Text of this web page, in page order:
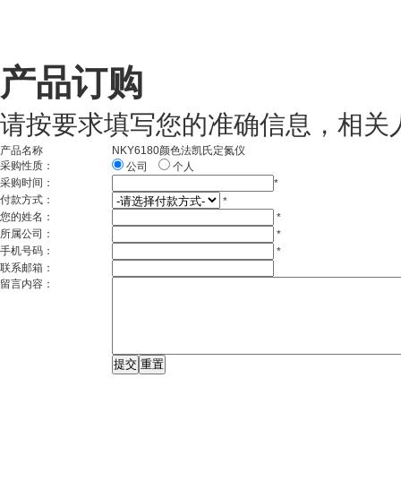
产品订购
请按要求填写您的准确信息，相
产品名称
NKY6180颜色法凯氏定氮仪
采购性质：
公司
个人
采购时间：
*
付款方式：
*
您的姓名：
*
所属公司：
*
手机号码：
*
联系邮箱：
留言内容：